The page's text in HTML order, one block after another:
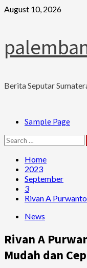
Skip
August 10, 2026
Berita Seputar
PrimarySample Page
Search
for:
Home
2023
September
3
Rivan A
News
Rivan A
Mudah dan